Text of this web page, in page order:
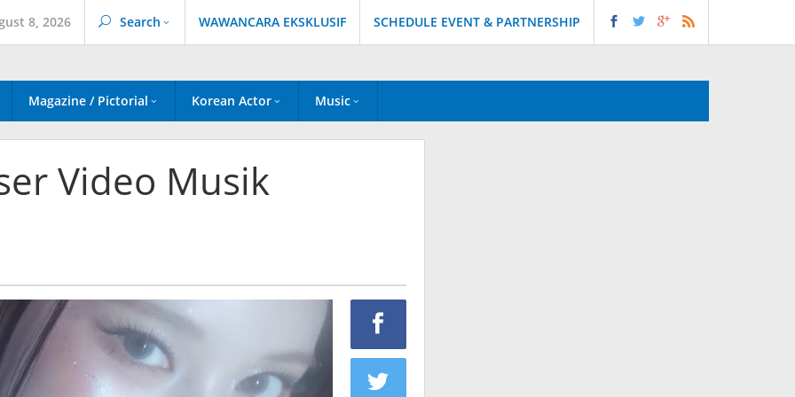
8, 2026 Search WAWANCARA EKSKLUSIF SCHEDULE EVENT & PARTNERSHIP
Magazine / Pictorial Korean Actor Music
Video Musik